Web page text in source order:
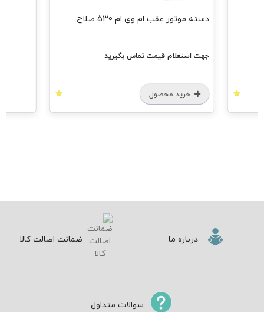
دسته موتور عقب ام وی ام 530 صلاح
جهت استعلام قیمت تماس بگیرید
خرید محصول
درباره ما ضمانت اصالت کالا
سوالات متداول